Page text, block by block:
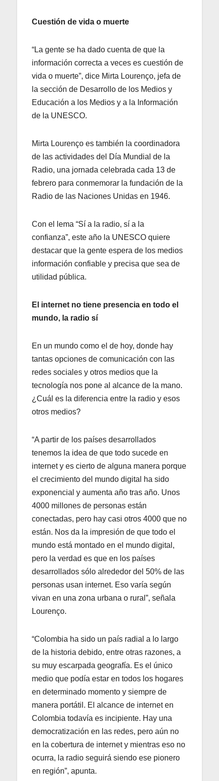
Cuestión de vida o muerte
“La gente se ha dado cuenta de que la
información correcta a veces es cuestión de
vida o muerte”, dice Mirta Lourenço, jefa de
la sección de Desarrollo de los Medios y
Educación a los Medios y a la Información
de la UNESCO.
Mirta Lourenço es también la coordinadora
de las actividades del Día Mundial de la
Radio, una jornada celebrada cada 13 de
febrero para conmemorar la fundación de la
Radio de las Naciones Unidas en 1946.
Con el lema “Sí a la radio, sí a la
confianza”, este año la UNESCO quiere
destacar que la gente espera de los medios
información confiable y precisa que sea de
utilidad pública.
El internet no tiene presencia en todo el
mundo, la radio sí
En un mundo como el de hoy, donde hay
tantas opciones de comunicación con las
redes sociales y otros medios que la
tecnología nos pone al alcance de la mano.
¿Cuál es la diferencia entre la radio y esos
otros medios?
“A partir de los países desarrollados
tenemos la idea de que todo sucede en
internet y es cierto de alguna manera porque
el crecimiento del mundo digital ha sido
exponencial y aumenta año tras año. Unos
4000 millones de personas están
conectadas, pero hay casi otros 4000 que no
están. Nos da la impresión de que todo el
mundo está montado en el mundo digital,
pero la verdad es que en los países
desarrollados sólo alrededor del 50% de las
personas usan internet. Eso varía según
vivan en una zona urbana o rural”, señala
Lourenço.
“Colombia ha sido un país radial a lo largo
de la historia debido, entre otras razones, a
su muy escarpada geografía. Es el único
medio que podía estar en todos los hogares
en determinado momento y siempre de
manera portátil. El alcance de internet en
Colombia todavía es incipiente. Hay una
democratización en las redes, pero aún no
en la cobertura de internet y mientras eso no
ocurra, la radio seguirá siendo ese pionero
en región”, apunta.